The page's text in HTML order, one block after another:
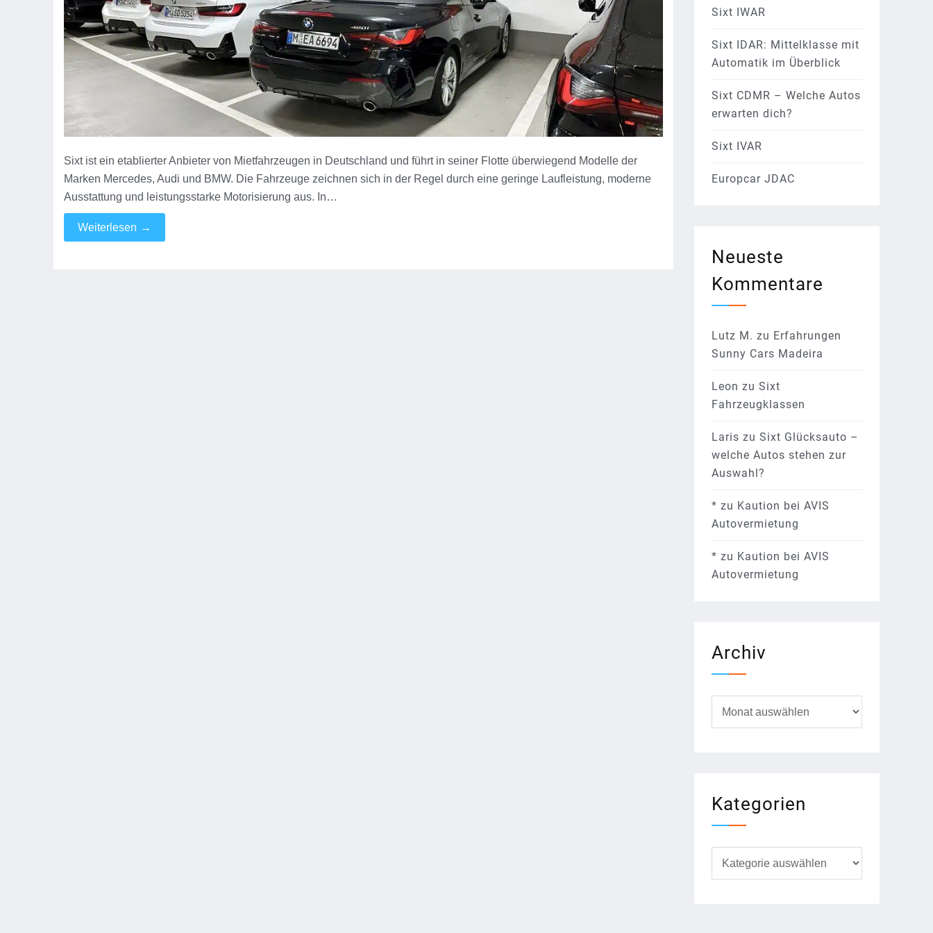
Sixt ist ein etablierter Anbieter von Mietfahrzeugen in Deutschland und führt in seiner Flotte überwiegend Modelle der
Marken Mercedes, Audi und BMW. Die Fahrzeuge zeichnen sich in der Regel durch eine geringe Laufleistung, moderne
Ausstattung und leistungsstarke Motorisierung aus. In…
Weiterlesen →
Sixt IWAR
Sixt IDAR: Mittelklasse mit
Automatik im Überblick
Sixt CDMR – Welche Autos
erwarten dich?
Sixt IVAR
Europcar JDAC
Neueste
Kommentare
Lutz M. zu Erfahrungen
Sunny Cars Madeira
Leon zu Sixt
Fahrzeugklassen
Laris zu Sixt Glücksauto –
welche Autos stehen zur
Auswahl?
* zu Kaution bei AVIS
Autovermietung
* zu Kaution bei AVIS
Autovermietung
Archiv
Kategorien